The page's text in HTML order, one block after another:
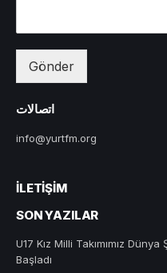
Gönder
اتصالات
info@yurtfm.org
İLETIŞIM
SON YAZILAR
U17 Kız Milli Takımımız
Başladı